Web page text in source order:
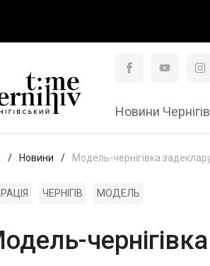
Новини Чернігів
Новини Модель-чернігівка
ЧЕРНІГІВ МОДЕЛЬ